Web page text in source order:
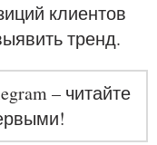
клиентов
тренд.
– читайте